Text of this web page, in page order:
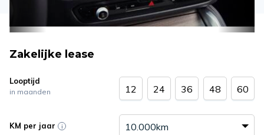
Zakelijke lease
Looptijd
in maanden 12 24 36 48 60
KM per jaar